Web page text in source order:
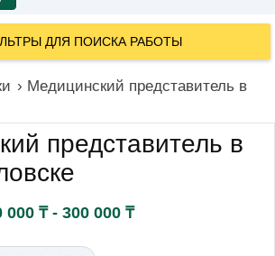
ДЛЯ ПОИСКА РАБОТЫ
› Медицинский представитель в
представитель в
000 ₸ - 300 000 ₸